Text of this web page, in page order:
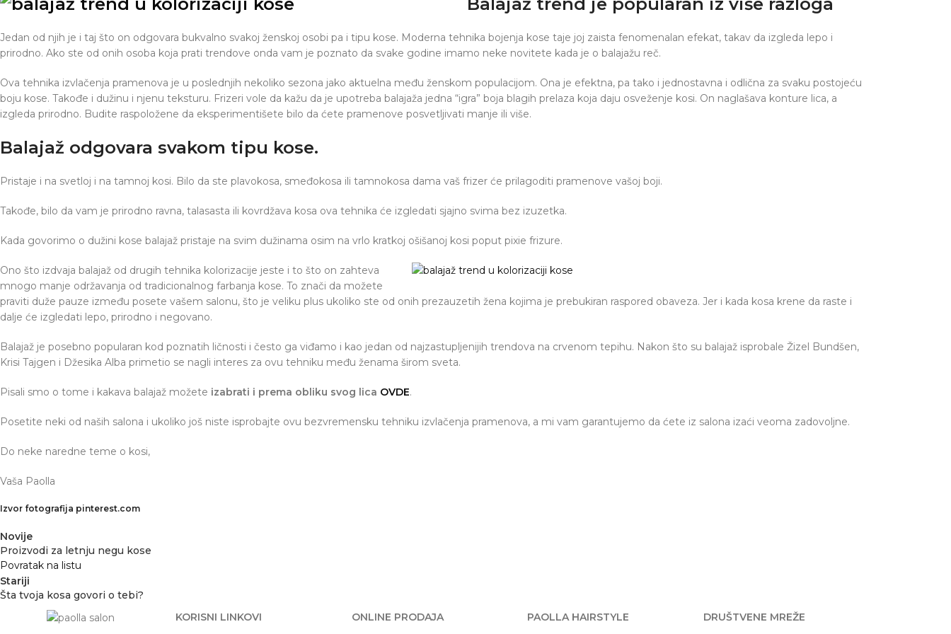
Jedan od njih je i taj što on odgovara bukvalno svakoj ženskoj osobi pa i tipu kose. Moderna tehnika bojenja kose taje joj zaista fenomenalan efekat, takav da izgleda lepo i
prirodno. Ako ste od onih osoba koja prati trendove onda vam je poznato da svake godine imamo neke novitete kada je o balajažu reč.
Ova tehnika izvlačenja pramenova je u poslednjih nekoliko sezona jako aktuelna među ženskom populacijom. Ona je efektna, pa tako i jednostavna i odlična za svaku postojeću
boju kose. Takođe i dužinu i njenu teksturu. Frizeri vole da kažu da je upotreba balajaža jedna “igra” boja blagih prelaza koja daju osveženje kosi. On naglašava konture lica, a
izgleda prirodno. Budite raspoložene da eksperimentišete bilo da ćete pramenove posvetljivati manje ili više.
Balajaž odgovara svakom tipu kose.
Pristaje i na svetloj i na tamnoj kosi. Bilo da ste plavokosa, smeđokosa ili tamnokosa dama vaš frizer će prilagoditi pramenove vašoj boji.
Takođe, bilo da vam je prirodno ravna, talasasta ili kovrdžava kosa ova tehnika će izgledati sjajno svima bez izuzetka.
Kada govorimo o dužini kose balajaž pristaje na svim dužinama osim na vrlo kratkoj ošišanoj kosi poput pixie frizure.
Ono što izdvaja balajaž od drugih tehnika kolorizacije jeste i to što on zahteva
mnogo manje održavanja od tradicionalnog farbanja kose. To znači da možete
praviti duže pauze između posete vašem salonu, što je veliku plus ukoliko ste od onih prezauzetih žena kojima je prebukiran raspored obaveza. Jer i kada kosa krene da raste i
dalje će izgledati lepo, prirodno i negovano.
Balajaž je posebno popularan kod poznatih ličnosti i često ga viđamo i kao jedan od najzastupljenijih trendova na crvenom tepihu. Nakon što su balajaž isprobale Žizel Bundšen,
Krisi Tajgen i Džesika Alba primetio se nagli interes za ovu tehniku među ženama širom sveta.
Pisali smo o tome i kakava balajaž možete izabrati i prema obliku svog lica OVDE.
Posetite neki od naših salona i ukoliko još niste isprobajte ovu bezvremensku tehniku izvlačenja pramenova, a mi vam garantujemo da ćete iz salona izaći veoma zadovoljne.
Do neke naredne teme o kosi,
Vaša Paolla
Izvor fotografija pinterest.com
Novije
Proizvodi za letnju negu kose
Povratak na listu
Stariji
Šta tvoja kosa govori o tebi?
KORISNI LINKOVI
ONLINE PRODAJA PAOLLA HAIRSTYLE DRUŠTVENE MREŽE